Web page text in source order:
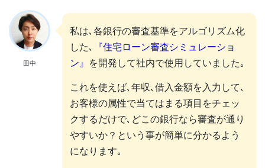
田中
私は､各銀行の審査基準をアルゴリズム化
した､
『住宅ローン審査シミュレーショ
ン』
を開発して社内で使用していました｡
これを使えば､年収､借入金額を入力して､
お客様の属性で当てはまる項目をチェッ
クするだけで､どこの銀行なら審査が通り
やすいか？という事が簡単に分かるよう
になります｡